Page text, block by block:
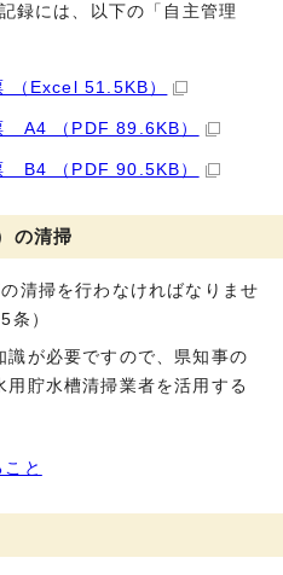
録には、以下の「自主管理
（Excel 51.5KB）
A4 （PDF 89.6KB）
B4 （PDF 90.5KB）
の清掃
清掃を行わなければなりませ
条）
識が必要ですので、県知事の
貯水槽清掃業者を活用する
と